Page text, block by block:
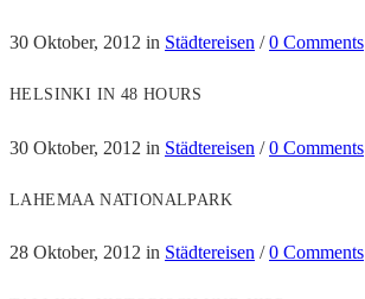
30 Oktober, 2012 in Städtereisen /0 Comments
HELSINKI IN 48 HOURS
30 Oktober, 2012 in Städtereisen /0 Comments
LAHEMAA NATIONALPARK
28 Oktober, 2012 in Städtereisen /0 Comments